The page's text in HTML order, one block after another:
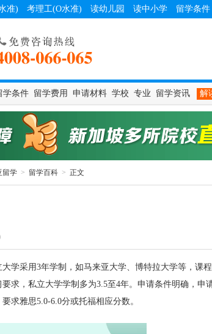
准) 考理工(O水准) 读幼儿园 读中小学 留学条件
学条件 留学费用 申请材料 学校 专业 留学资讯 解
留学 > 留学百科 > 正文
学采用3年学制，如马来亚大学、博特拉大学等，课
求，私立大学学制多为3.5至4年。申请条件明确，申
求雅思5.0-6.0分或托福相应分数。